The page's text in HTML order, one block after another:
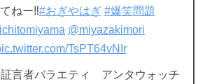
ねー‼️#おぎやはぎ #爆笑問題
@miyazakimori
TsPT64vNIr
言者バラエティ アンタウォッチ